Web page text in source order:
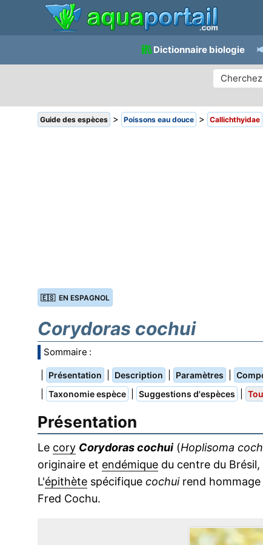
Dictionnaire biologie
Guide des espèces > Poissons eau douce > Callichthyidae
🇪🇸 EN ESPAGNOL
Corydoras cochui
Sommaire :
Présentation Description Paramètres
Taxonomie espèce Suggestions d'espèces
Présentation
Le cory Corydoras cochui (Hoplisoma
originaire et endémique du centre du
L'épithète spécifique cochuirend
Fred Cochu.